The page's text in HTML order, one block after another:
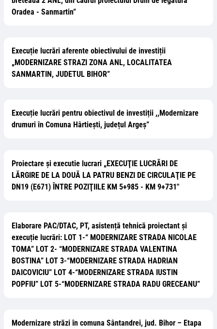
Oradea - Sanmartin”
Execuție lucrări aferente obiectivului de investiții
„MODERNIZARE STRAZI ZONA ANL, LOCALITATEA
SANMARTIN, JUDETUL BIHOR”
Execuție lucrări pentru obiectivul de investiții ,,Modernizare
drumuri în Comuna Hârtiești, județul Argeș”
Proiectare și executie lucrari „EXECUŢIE LUCRĂRI DE
LĂRGIRE DE LA DOUĂ LA PATRU BENZI DE CIRCULAŢIE PE
DN19 (E671) ÎNTRE POZIŢIILE KM 5+985 - KM 9+731"
Elaborare PAC/DTAC, PT, asistență tehnică proiectant și
execuție lucrări: LOT 1-“ MODERNIZARE STRADA NICOLAE
TOMA” LOT 2- “MODERNIZARE STRADA VALENTINA
BOSTINA” LOT 3-“MODERNIZARE STRADA HADRIAN
DAICOVICIU” LOT 4-“MODERNIZARE STRADA IUSTIN
POPFIU” LOT 5-“MODERNIZARE STRADA RADU GRECEANU”
Modernizare străzi în comuna Sântandrei, jud. Bihor – Etapa